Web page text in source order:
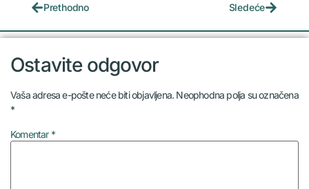
Prethodno
Sledeće
Ostavite odgovor
Vaša adresa e-pošte neće biti objavljena. Neophodna polja su označena
*
Komentar *